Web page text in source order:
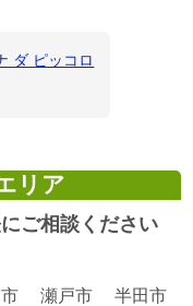
ダ ピッコロ
リア
ご相談ください
瀬戸市 半田市